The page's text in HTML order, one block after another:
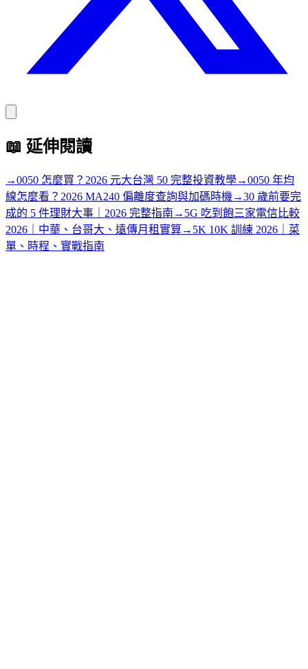
📖 延伸閱讀
→0050 怎麼買？2026 元大台灣 50 完整投資教學→0050 年均
線怎麼看？2026 MA240 偏離度查詢與加碼時機 →30 歲前要完
成的 5 件理財大事｜2026 完整指南 → 5G 吃到飽三家電信比較
2026｜中華、台哥大、遠傳月租實算→ 5K 10K 訓練 2026｜菜
單、時程、實戰指南